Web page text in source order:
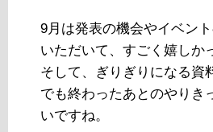
9月は発表の機会やイベン
いただいて、すごく嬉しか
そして、ぎりぎりになる資
でも終わったあとのやりき
いですね。